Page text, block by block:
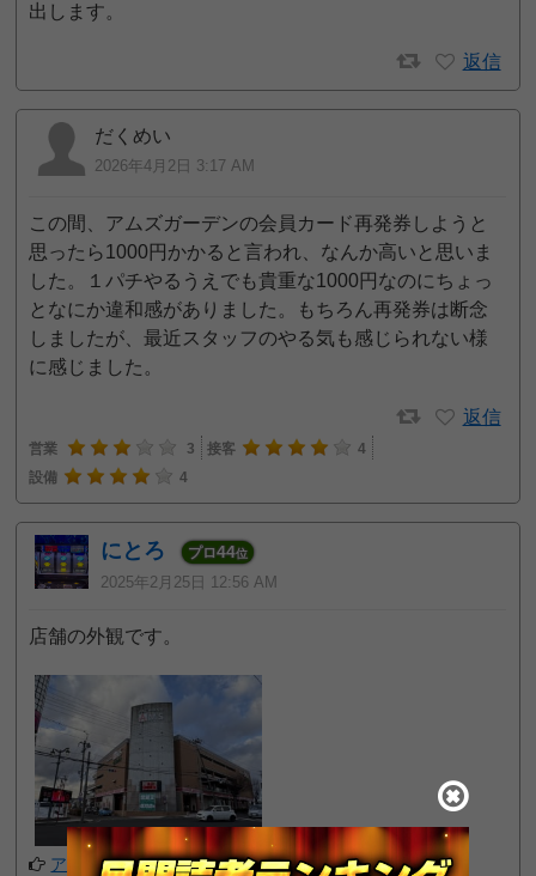
出します。
返信
だくめい
2026年4月2日 3:17 AM
この間、アムズガーデンの会員カード再発券しようと
思ったら1000円かかると言われ、なんか高いと思いま
した。１パチやるうえでも貴重な1000円なのにちょっ
となにか違和感がありました。もちろん再発券は断念
しましたが、最近スタッフのやる気も感じられない様
に感じました。
返信
営業 3 接客
4
設備
4
にとろ プロ44位
2025年2月25日 12:56 AM
店舗の外観です。
アプリでフォローする